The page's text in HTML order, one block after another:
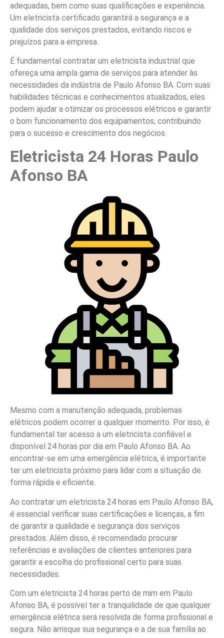
adequadas, bem como suas qualificações e experiência.
Um eletricista certificado garantirá a segurança e a
qualidade dos serviços prestados, evitando riscos e
prejuízos para a empresa.
É fundamental contratar um eletricista industrial que
ofereça uma ampla gama de serviços para atender às
necessidades da indústria de Paulo Afonso BA. Com suas
habilidades técnicas e conhecimentos atualizados, eles
podem ajudar a otimizar os processos elétricos e garantir
o bom funcionamento dos equipamentos, contribuindo
para o sucesso e crescimento dos negócios.
Eletricista 24 Horas Paulo
Afonso BA
Mesmo com a manutenção adequada, problemas
elétricos podem ocorrer a qualquer momento. Por isso, é
fundamental ter acesso a um eletricista confiável e
disponível 24 horas por dia em Paulo Afonso BA. Ao
encontrar-se em uma emergência elétrica, é importante
ter um eletricista próximo para lidar com a situação de
forma rápida e eficiente.
Ao contratar um eletricista 24 horas em Paulo Afonso BA,
é essencial verificar suas certificações e licenças, a fim
de garantir a qualidade e segurança dos serviços
prestados. Além disso, é recomendado procurar
referências e avaliações de clientes anteriores para
garantir a escolha do profissional certo para suas
necessidades.
Com um eletricista 24 horas perto de mim em Paulo
Afonso BA, é possível ter a tranquilidade de que qualquer
emergência elétrica será resolvida de forma profissional e
segura. Não arrisque sua segurança e a de sua família ao